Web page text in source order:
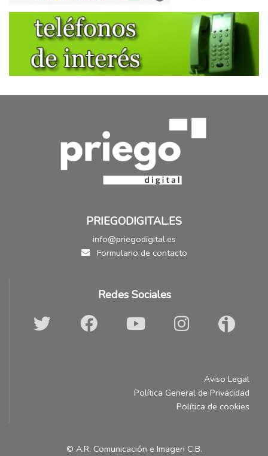
PRIEGODIGITAL.ES
info@priegodigital.es
Formulario de contacto
Redes Sociales
Aviso Legal
Política General de Privacidad
Política de cookies
© A.R. Comunicación e Imagen C.B.